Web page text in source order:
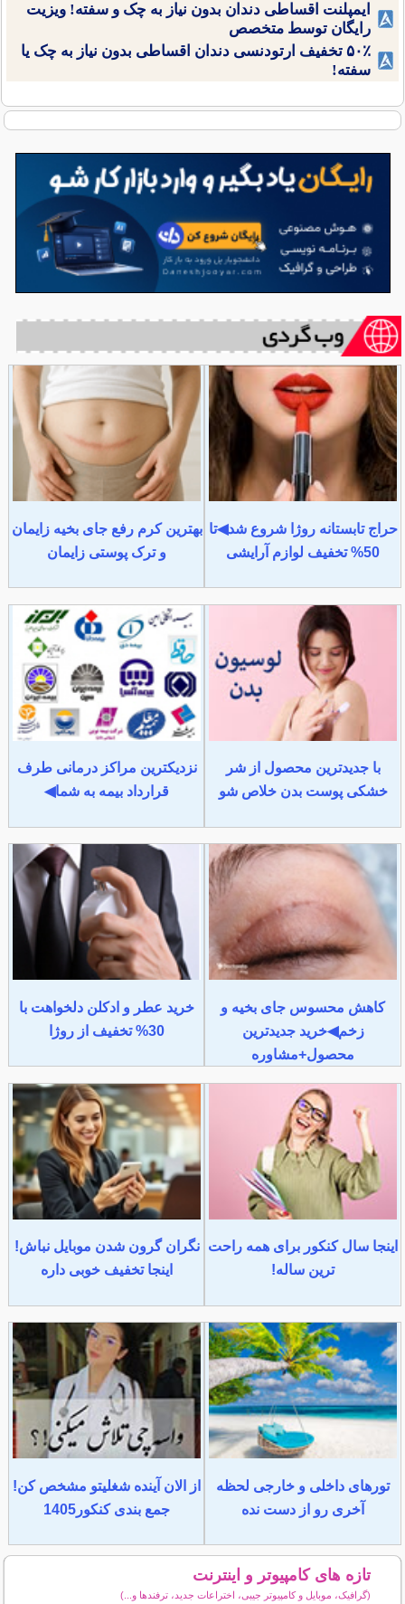
ایمپلنت اقساطی دندان بدون نیاز به چک و سفته! ویزیت
رایگان توسط متخصص
۵۰٪ تخفیف ارتودنسی دندان اقساطی بدون نیاز به چک یا
سفته!
حراج تابستانه روژا شروع شد◀تا
50% تخفیف لوازم آرایشی
بهترین کرم رفع جای بخیه زایمان
و ترک پوستی زایمان
با جدیدترین محصول از شر
خشکی پوست بدن خلاص شو
نزدیکترین مراکز درمانی طرف
قرارداد بیمه به شما◀
کاهش محسوس جای بخیه و
زخم◀خرید جدیدترین
محصول+مشاوره
خرید عطر و ادکلن دلخواهت با
30% تخفیف از روژا
اینجا سال کنکور برای همه راحت
ترین ساله!
نگران گرون شدن موبایل نباش!
اینجا تخفیف خوبی داره
تورهای داخلی و خارجی لحظه
آخری رو از دست نده
از الان آینده شغلیتو مشخص کن!
جمع بندی کنکور1405
تازه های کامپیوتر و اینترنت
(گرافیک، موبایل و کامپیوتر جیبی، اختراعات جدید، ترفندها و...)